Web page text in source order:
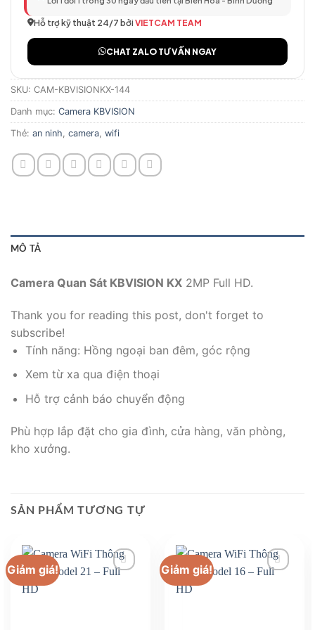
Hỗ trợ kỹ thuật 24/7 bởi VIETCAM TEAM
CHAT ZALO TƯ VẤN NGAY
SKU: CAM-KBVISIONKX-144
Danh mục: Camera KBVISION
Thẻ: an ninh camera wifi
MÔ TẢ
Camera Quan Sát KBVISION KX 2MP Full HD.
Thank you for reading this post, don't forget to
subscribe!
Tính năng: Hồng ngoại ban đêm, góc rộng
Xem từ xa qua điện thoại
Hỗ trợ cảnh báo chuyển động
Phù hợp lắp đặt cho gia đình, cửa hàng, văn phòng,
kho xưởng.
SẢN PHẨM TƯƠNG TỰ
Giảm giá! Giảm giá!